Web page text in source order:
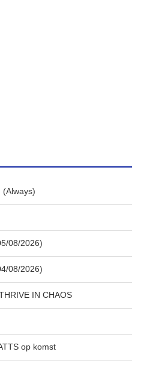
(Always)
08/2026)
08/2026)
IN CHAOS
op komst